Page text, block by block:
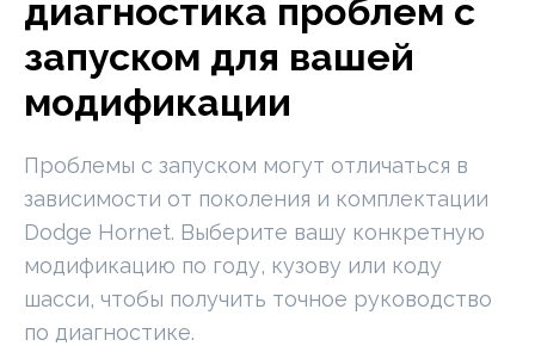
диагностика проблем с
запуском для вашей
модификации
Проблемы с запуском могут отличаться в
зависимости от поколения и комплектации
Dodge Hornet. Выберите вашу конкретную
модификацию по году, кузову или коду
шасси, чтобы получить точное руководство
по диагностике.